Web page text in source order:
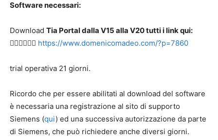
Software necessari:
Download Tia Portal dalla V15 alla V20 tutti i link qui:
👉🏻👉🏻👉🏻 https://www.domenicomadeo.com/?p=7860
trial operativa 21 giorni.
Ricordo che per essere abilitati al download del software
è necessaria una registrazione al sito di supporto
Siemens (qui) ed una successiva autorizzazione da parte
di Siemens, che può richiedere anche diversi giorni.